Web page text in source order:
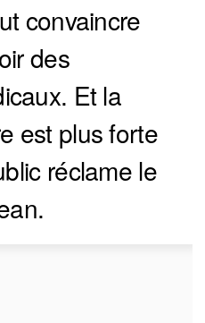
convaincre
des
Et la
est plus forte
réclame le